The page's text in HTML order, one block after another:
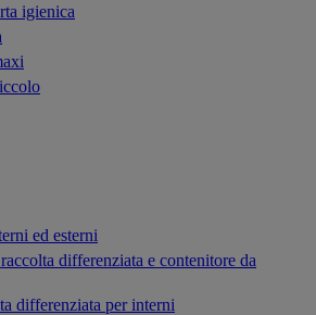
igienica
ed esterni
differenziata e contenitore da
differenziata per interni